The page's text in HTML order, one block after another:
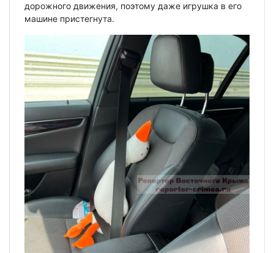
дорожного движения, поэтому даже игрушка в его
машине пристегнута.